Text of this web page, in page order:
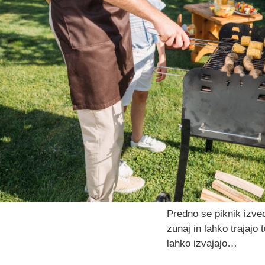
Predno se piknik
zunaj in lahko trajajo
lahko izvajajo…